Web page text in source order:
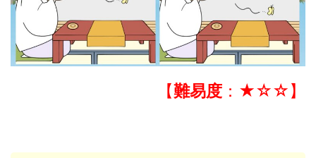
【難易度 ：★☆☆】